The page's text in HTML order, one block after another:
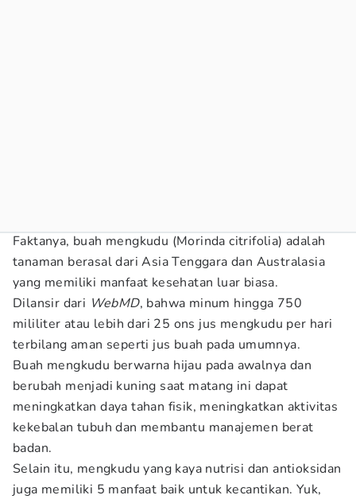
Faktanya, buah mengkudu (Morinda citrifolia) adalah
tanaman berasal dari Asia Tenggara dan Australasia
yang memiliki manfaat kesehatan luar biasa.
Dilansir dari WebMD, bahwa minum hingga 750
mililiter atau lebih dari 25 ons jus mengkudu per hari
terbilang aman seperti jus buah pada umumnya.
Buah mengkudu berwarna hijau pada awalnya dan
berubah menjadi kuning saat matang ini dapat
meningkatkan daya tahan fisik, meningkatkan aktivitas
kekebalan tubuh dan membantu manajemen berat
badan.
Selain itu, mengkudu yang kaya nutrisi dan antioksidan
juga memiliki 5 manfaat baik untuk kecantikan. Yuk,